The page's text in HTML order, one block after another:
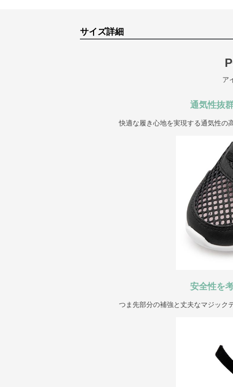
サイズ詳細
ア
通気性抜
快適な履き心地を実現する通気性の
安全性を
つま先部分の補強と丈夫なマジック